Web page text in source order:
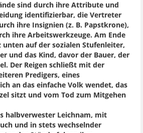
sind durch ihre Attribute und
identifizierbar, die Vertreter
ihre Insignien (z. B. Papstkrone),
ihre Arbeitswerkzeuge. Am Ende
unten auf der sozialen Stufenleiter,
und das Kind, davor der Bauer, der
Der Reigen schließt mit der
Predigers, eines
an das einfache Volk wendet, das
sitzt und vom Tod zum Mitgehen
halbverwester Leichnam, mit
und in stets wechselnder